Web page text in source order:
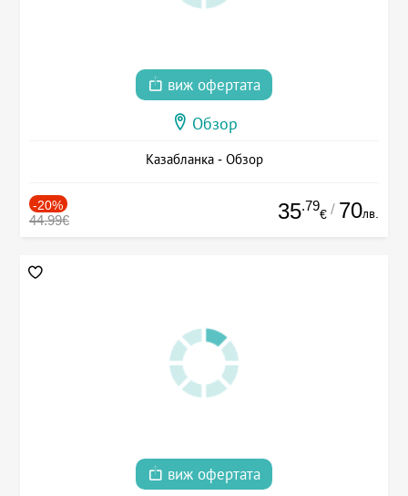
виж офертата
Обзор
Казабланка - Обзор
-20%
44.99€ 35.79
€ / 70лв.
виж офертата